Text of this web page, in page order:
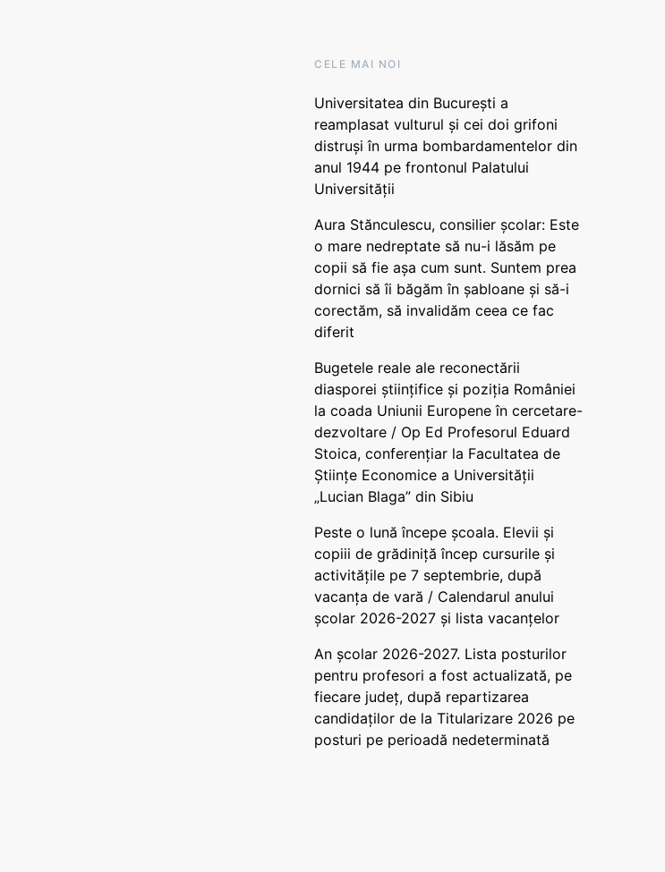
CELE MAI NOI
Universitatea din București a
reamplasat vulturul și cei doi grifoni
distruși în urma bombardamentelor din
anul 1944 pe frontonul Palatului
Universității
Aura Stănculescu, consilier școlar: Este
o mare nedreptate să nu-i lăsăm pe
copii să fie așa cum sunt. Suntem prea
dornici să îi băgăm în șabloane și să-i
corectăm, să invalidăm ceea ce fac
diferit
Bugetele reale ale reconectării
diasporei științifice și poziția României
la coada Uniunii Europene în cercetare-
dezvoltare / Op Ed Profesorul Eduard
Stoica, conferențiar la Facultatea de
Științe Economice a Universității
„Lucian Blaga” din Sibiu
Peste o lună începe școala. Elevii și
copiii de grădiniță încep cursurile și
activitățile pe 7 septembrie, după
vacanța de vară / Calendarul anului
școlar 2026-2027 și lista vacanțelor
An școlar 2026-2027. Lista posturilor
pentru profesori a fost actualizată, pe
fiecare județ, după repartizarea
candidaților de la Titularizare 2026 pe
posturi pe perioadă nedeterminată